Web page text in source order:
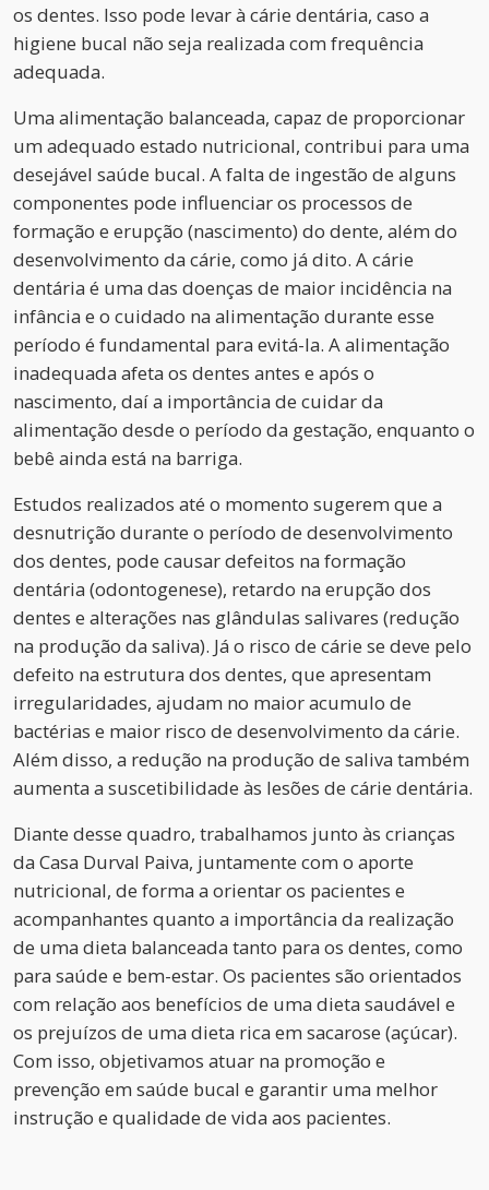
os dentes. Isso pode levar à cárie dentária, caso a
higiene bucal não seja realizada com frequência
adequada.
Uma alimentação balanceada, capaz de proporcionar
um adequado estado nutricional, contribui para uma
desejável saúde bucal. A falta de ingestão de alguns
componentes pode influenciar os processos de
formação e erupção (nascimento) do dente, além do
desenvolvimento da cárie, como já dito. A cárie
dentária é uma das doenças de maior incidência na
infância e o cuidado na alimentação durante esse
período é fundamental para evitá-la. A alimentação
inadequada afeta os dentes antes e após o
nascimento, daí a importância de cuidar da
alimentação desde o período da gestação, enquanto o
bebê ainda está na barriga.
Estudos realizados até o momento sugerem que a
desnutrição durante o período de desenvolvimento
dos dentes, pode causar defeitos na formação
dentária (odontogenese), retardo na erupção dos
dentes e alterações nas glândulas salivares (redução
na produção da saliva). Já o risco de cárie se deve pelo
defeito na estrutura dos dentes, que apresentam
irregularidades, ajudam no maior acumulo de
bactérias e maior risco de desenvolvimento da cárie.
Além disso, a redução na produção de saliva também
aumenta a suscetibilidade às lesões de cárie dentária.
Diante desse quadro, trabalhamos junto às crianças
da Casa Durval Paiva, juntamente com o aporte
nutricional, de forma a orientar os pacientes e
acompanhantes quanto a importância da realização
de uma dieta balanceada tanto para os dentes, como
para saúde e bem-estar. Os pacientes são orientados
com relação aos benefícios de uma dieta saudável e
os prejuízos de uma dieta rica em sacarose (açúcar).
Com isso, objetivamos atuar na promoção e
prevenção em saúde bucal e garantir uma melhor
instrução e qualidade de vida aos pacientes.